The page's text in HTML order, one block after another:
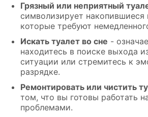
Грязный или неприятный
символизирует накопившиеся
которые требуют
Искать туалет во сне -
находитесь в поиске выхода
ситуации или стремитесь к
разрядке.
Ремонтировать или чистить
том, что вы готовы работать
проблемами.